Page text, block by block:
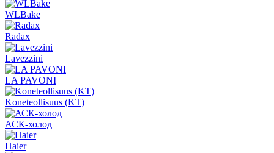
WLBake
Radax
Lavezzini
LA PAVONI
Koneteollisuus (KT)
АСК-холод
Haier